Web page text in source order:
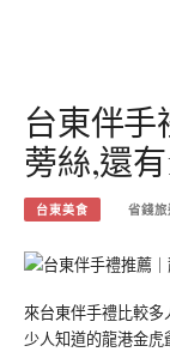
台東伴
蒡絲,還
台東美食 省錢旅
來台東伴手禮比較
少人知道的龍港金